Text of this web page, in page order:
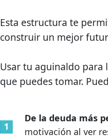
Esta estructura te
construir un mejor
Usar tu aguinaldo para
que puedes tomar.
De la deuda más
motivación al ver